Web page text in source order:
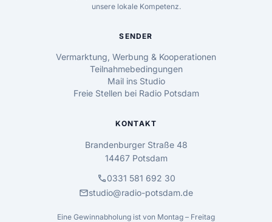
unsere lokale Kompetenz.
SENDER
Vermarktung, Werbung & Kooperationen
Teilnahmebedingungen
Mail ins Studio
Freie Stellen bei Radio Potsdam
KONTAKT
Brandenburger Straße 48
14467 Potsdam
call0331 581 692 30
mailstudio@radio-potsdam.de
Eine Gewinnabholung ist von Montag – Freitag